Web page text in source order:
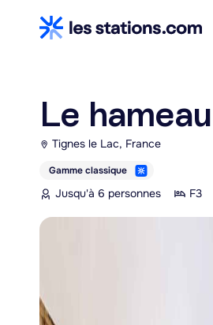
Le
Tignes le Lac, France
Gamme classique
Jusqu'à 6 personnes F3